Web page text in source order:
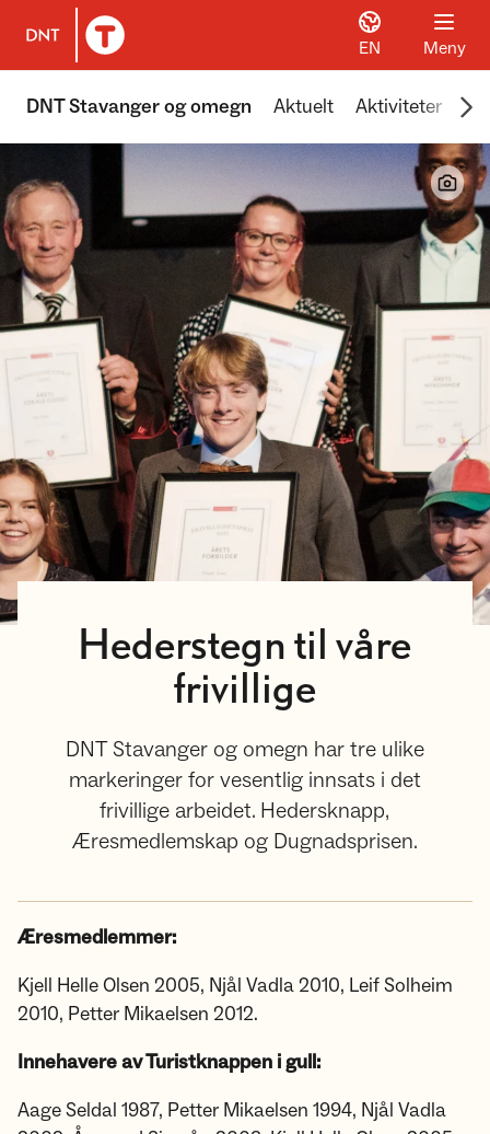
Til DNT.no forside
EN Meny
DNT Stavanger og omegn Aktuelt Aktiviteter
Hederstegn til våre
frivillige
DNT Stavanger og omegn har tre ulike
markeringer for vesentlig innsats i det
frivillige arbeidet. Hedersknapp,
Æresmedlemskap og Dugnadsprisen.
Æresmedlemmer:
Kjell Helle ­Olsen 2005, Njål Vadla 2010, Leif Solheim
2010, Petter Mikaelsen 2012.
Innehavere av Turistknappen i gull:
Aage Seldal 1987, Petter Mikaelsen 1994, Njål Vadla